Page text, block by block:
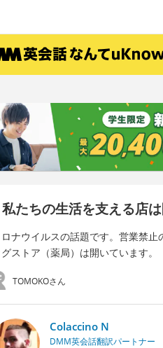
私たちの生活を支える店
ロナウイルスの話題です。営業禁
グストア（薬局）は開いています。
TOMOKOさん
Colaccino N
DMM英会話翻訳パートナー